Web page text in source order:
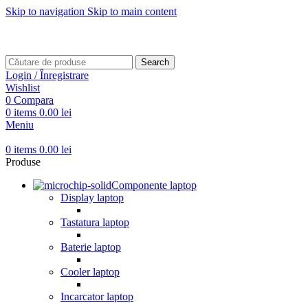
Skip to navigation Skip to main content
Search
Login / Înregistrare
Wishlist
0 Compara
0 items 0.00 lei
Meniu
0 items 0.00 lei
Produse
Componente laptop
Display laptop
Tastatura laptop
Baterie laptop
Cooler laptop
Incarcator laptop